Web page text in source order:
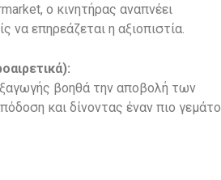
ο κινητήρας αναπνέει
να επηρεάζεται η αξιοπιστία.
βοηθά την αποβολή των
και δίνοντας έναν πιο γεμάτο